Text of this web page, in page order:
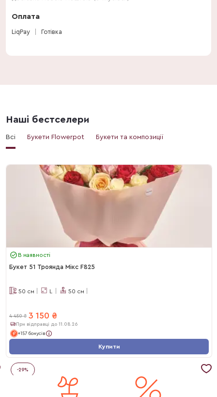
Оплата
LiqPay Готівка
Наші бестселери
Всі Букети Flowerpot Букети та композиції
В наявності
Букет 51 Троянда Мікс F825
50 см L 50 см
4 450 ₴ 3 150 ₴
При відправці до 11.08.26
+157 бонусів
Купити
-29%